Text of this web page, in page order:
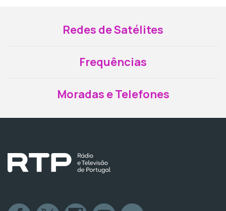
Redes de Satélites
Frequências
Moradas e Telefones